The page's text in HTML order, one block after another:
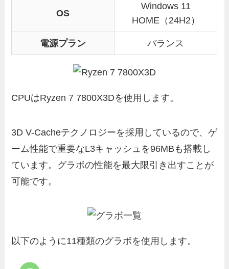
OS
Windows 11
HOME（24H2）
電源プラン バランス
CPUはRyzen 7 7800X3Dを使用します。
3D V-Cacheテクノロジーを採用しているので、ゲ
ーム性能で重要なL3キャッシュを96MBも搭載し
ています。グラボの性能を最大限引き出すことが
可能です。
以下のように11種類のグラボを使用します。